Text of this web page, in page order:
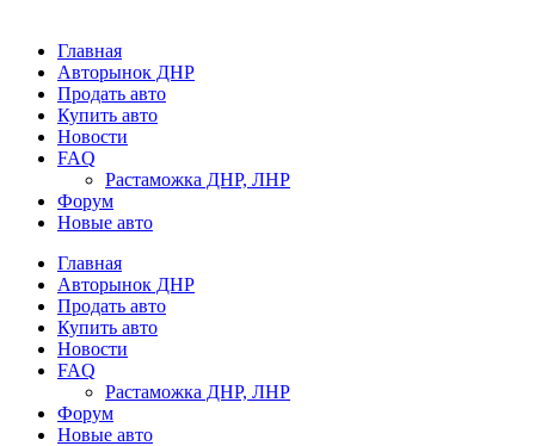
Главная
Авторынок ДНР
Продать авто
Купить авто
Новости
FAQ
Растаможка ДНР, ЛНР
Форум
Новые авто
Главная
Авторынок ДНР
Продать авто
Купить авто
Новости
FAQ
Растаможка ДНР, ЛНР
Форум
Новые авто